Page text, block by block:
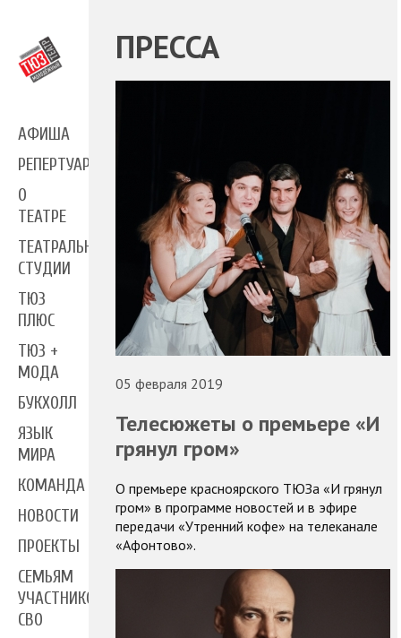
АФИША
РЕПЕРТУАР
О
ТЕАТРЕ
ТЕАТРАЛЬНЫЕ
СТУДИИ
ТЮЗ
ПЛЮС
ТЮЗ +
МОДА
БУКХОЛЛ
ЯЗЫК
МИРА
КОМАНДА
НОВОСТИ
ПРОЕКТЫ
СЕМЬЯМ
УЧАСТНИКОВ
СВО
ПРЕССА
05 февраля 2019
Телесюжеты о премьере «И
грянул гром»
О премьере красноярского ТЮЗа «И грянул
гром» в программе новостей и в эфире
передачи «Утренний кофе» на телеканале
«Афонтово».